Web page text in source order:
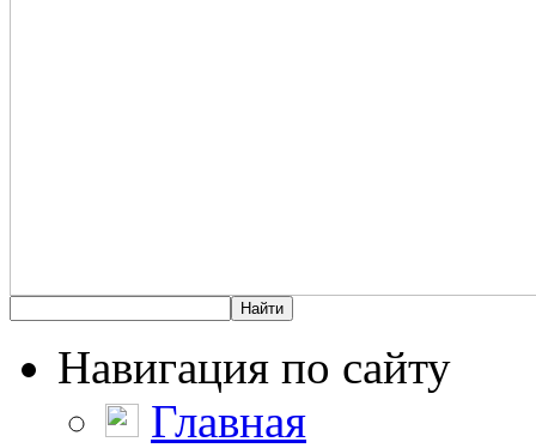
Навигация по сайту
Главная